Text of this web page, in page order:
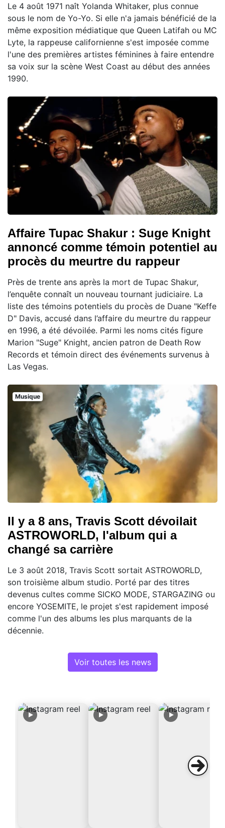
Le 4 août 1971 naît Yolanda Whitaker, plus connue
sous le nom de Yo-Yo. Si elle n'a jamais bénéficié de la
même exposition médiatique que Queen Latifah ou MC
Lyte, la rappeuse californienne s'est imposée comme
l'une des premières artistes féminines à faire entendre
sa voix sur la scène West Coast au début des années
1990.
Affaire Tupac Shakur : Suge Knight
annoncé comme témoin potentiel au
procès du meurtre du rappeur
Près de trente ans après la mort de Tupac Shakur,
l’enquête connaît un nouveau tournant judiciaire. La
liste des témoins potentiels du procès de Duane "Keffe
D" Davis, accusé dans l’affaire du meurtre du rappeur
en 1996, a été dévoilée. Parmi les noms cités figure
Marion "Suge" Knight, ancien patron de Death Row
Records et témoin direct des événements survenus à
Las Vegas.
Musique
Il y a 8 ans, Travis Scott dévoilait
ASTROWORLD, l'album qui a
changé sa carrière
Le 3 août 2018, Travis Scott sortait ASTROWORLD,
son troisième album studio. Porté par des titres
devenus cultes comme SICKO MODE, STARGAZING ou
encore YOSEMITE, le projet s'est rapidement imposé
comme l'un des albums les plus marquants de la
décennie.
Voir toutes les news